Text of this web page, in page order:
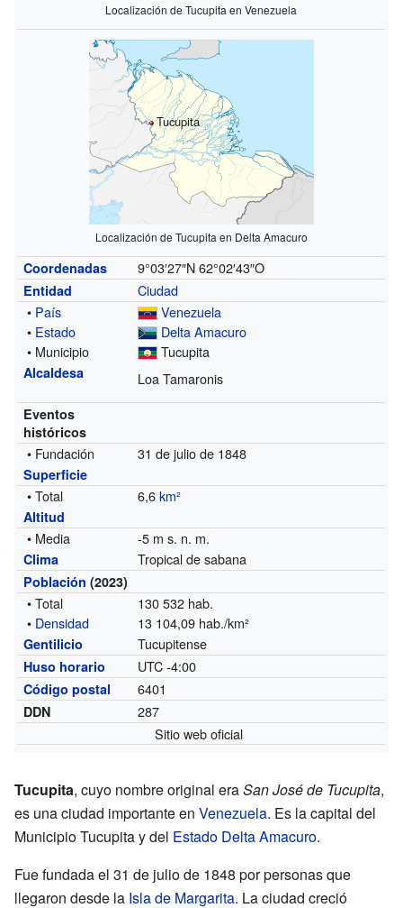
Localización de Tucupita en Venezuela
Tucupita
Localización de Tucupita en Delta Amacuro
Coordenadas 9°03′27″N 62°02′43″O
Entidad
Ciudad
• País
Venezuela
• Estado
Delta Amacuro
• Municipio
Tucupita
Alcaldesa Loa Tamaronis
Eventos
históricos
• Fundación 31 de julio de 1848
Superficie
• Total 6,6km²
Altitud
• Media -5 m s. n. m.
Clima Tropical de sabana
Población (2023)
• Total
130 532 hab.
• Densidad 13 104,09 hab./km²
Gentilicio Tucupitense
Huso horario UTC -4:00
Código postal 6401
DDN
287
Sitio web oficial
Tucupita, cuyo nombre original eraSan José de Tucupita,
es una ciudad importante en Venezuela. Es la capital del
Municipio Tucupita y del Estado Delta Amacuro.
Fue fundada el 31 de julio de 1848 por personas que
llegaron desde la Isla de Margarita. La ciudad creció